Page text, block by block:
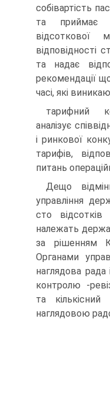
собівартість
та приймає
відсоткової
відповідності
та надає
рекомендації
часі, які
тарифний
аналізує
і ринкової
тарифів,
питань
Дещо
управління
сто відсотків
належать
за рішенням
Органами
наглядова рада
контролю -
та
наглядовою